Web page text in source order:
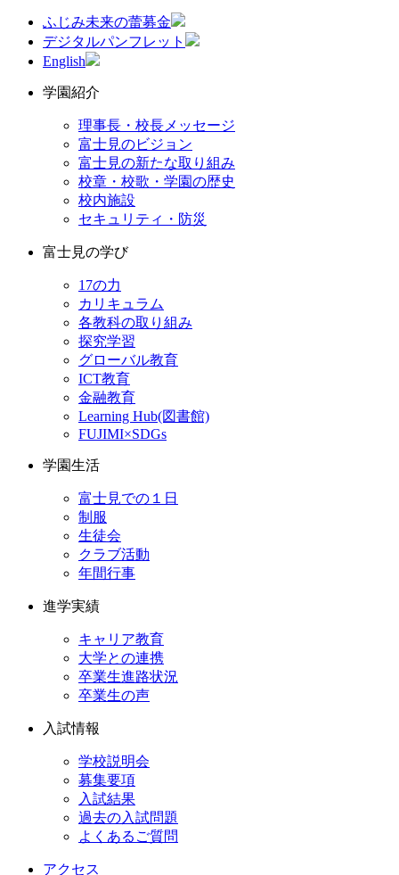
ふじみ未来の蕾募金
デジタルパンフレット
English
学園紹介
理事長・校長メッセージ
富士見のビジョン
富士見の新たな取り組み
校章・校歌・学園の歴史
校内施設
セキュリティ・防災
富士見の学び
17の力
カリキュラム
各教科の取り組み
探究学習
グローバル教育
ICT教育
金融教育
Learning Hub(図書館)
FUJIMI×SDGs
学園生活
富士見での１日
制服
生徒会
クラブ活動
年間行事
進学実績
キャリア教育
大学との連携
卒業生進路状況
卒業生の声
入試情報
学校説明会
募集要項
入試結果
過去の入試問題
よくあるご質問
アクセス